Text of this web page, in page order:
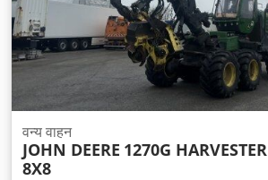
वन्य वाहन
JOHN DEERE 1270G HARVESTER
8X8